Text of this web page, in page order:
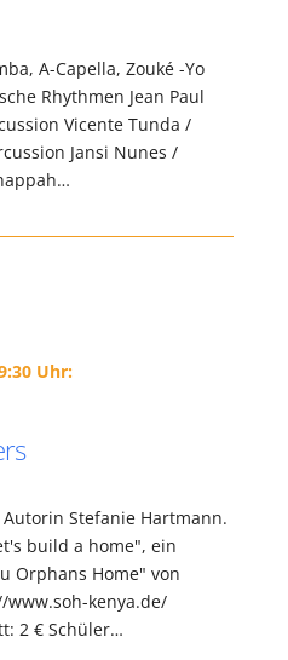
A-Capella, Zouké -Yo
Rhythmen Jean Paul
Vicente Tunda /
Jansi Nunes /
Uhr:
Stefanie Hartmann.
build a home", ein
Orphans Home" von
kenya.de/
2 € Schüler…